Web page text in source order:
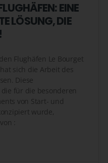
EINE
LÖSUNG, DIE S
Flughäfen Le Bourget
sich die Arbeit des
Diese
für die besonderen
von Start- und
wurde,
: